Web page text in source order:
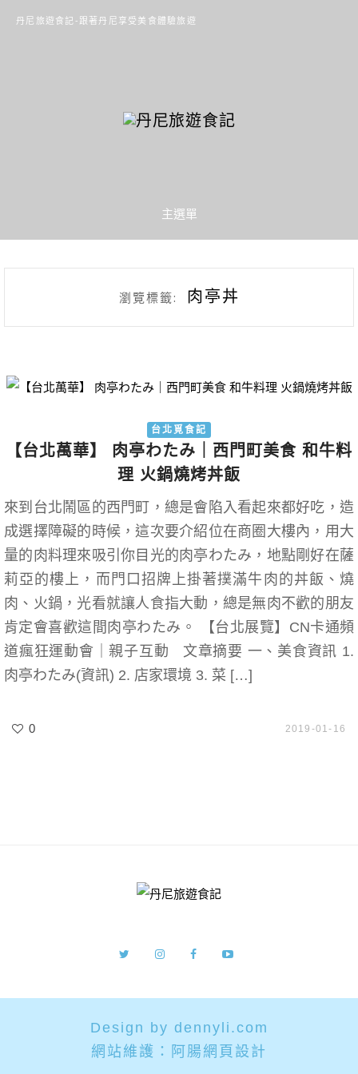
丹尼旅遊食記-跟著丹尼享受美食體驗旅遊
主選單
瀏覽標籤: 肉亭丼
台北覓食記
【台北萬華】 肉亭わたみ｜西門町美食 和牛料
理 火鍋燒烤丼飯
來到台北鬧區的西門町，總是會陷入看起來都好吃，造
成選擇障礙的時候，這次要介紹位在商圈大樓內，用大
量的肉料理來吸引你目光的肉亭わたみ，地點剛好在薩
莉亞的樓上，而門口招牌上掛著撲滿牛肉的丼飯、燒
肉、火鍋，光看就讓人食指大動，總是無肉不歡的朋友
肯定會喜歡這間肉亭わたみ。 【台北展覽】CN卡通頻
道瘋狂運動會｜親子互動 文章摘要 一、美食資訊 1.
肉亭わたみ(資訊) 2. 店家環境 3. 菜 […]
0 2019-01-16
Design by dennyli.com
網站維護： 阿腸網頁設計